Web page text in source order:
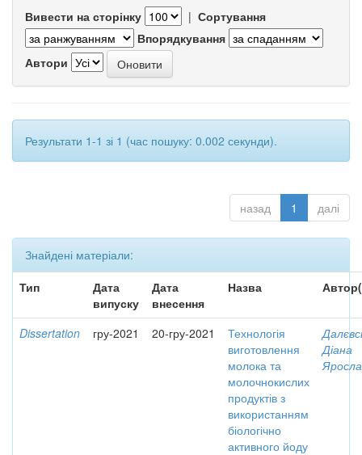
Вивести на сторінку | Сортування
Впорядкування
Автори
Результати 1-1 зі 1 (час пошуку: 0.002 секунди).
назад 1 далі
Знайдені матеріали:
Тип
Дата
випуску
Дата
внесення
Назва
Dissertation гру-2021 20-гру-2021
Технологія
виготовлення
молока та
молочнокислих
продуктів з
використанням
біологічно
активного йоду
Діана